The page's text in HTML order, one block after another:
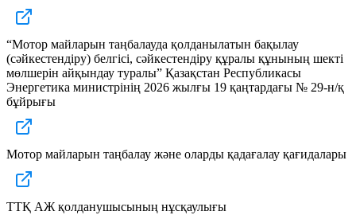
“Мотор майларын таңбалауда қолданылатын бақылау
(сәйкестендіру) белгісі, сәйкестендіру құралы құнының шекті
мөлшерін айқындау туралы” Қазақстан Республикасы
Энергетика министрінің 2026 жылғы 19 қаңтардағы № 29-н/қ
бұйрығы
Мотор майларын таңбалау және оларды қадағалау қағидалары
ТТҚ АЖ қолданушысының нұсқаулығы